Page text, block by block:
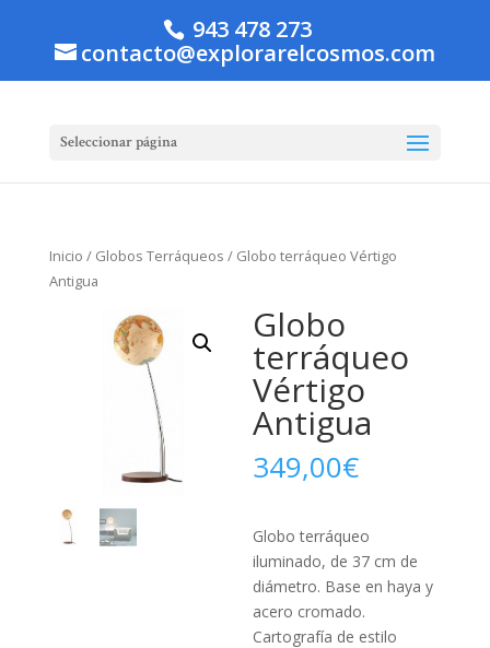
943 478 273
contacto@explorarelcosmos.com
Seleccionar página
Inicio / Globos Terráqueos / Globo terráqueo Vértigo
Antigua
Globo
terráqueo
Vértigo
Antigua
349,00€
Globo terráqueo
iluminado, de 37 cm de
diámetro. Base en haya y
acero cromado.
Cartografía de estilo